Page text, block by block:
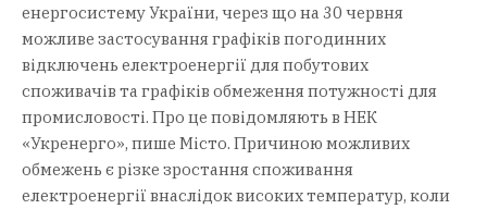
енергосистему України, через що на 30 червня
можливе застосування графіків погодинних
відключень електроенергії для побутових
споживачів та графіків обмеження потужності для
промисловості. Про це повідомляють в НЕК
«Укренерго», пише Місто. Причиною можливих
обмежень є різке зростання споживання
електроенергії внаслідок високих температур, коли